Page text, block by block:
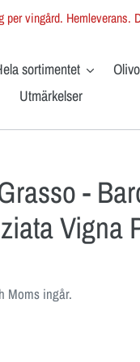
vingård. Hemleverans.
sortimentet
Utmärkelser
-
Vigna
Moms ingår.